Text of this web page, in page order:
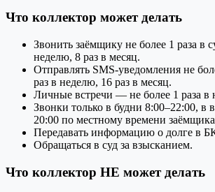
Что коллектор может делать
Звонить заёмщику не более 1 раза в
неделю, 8 раз в месяц.
Отправлять SMS-уведомления не
раз в неделю, 16 раз в месяц.
Личные встречи — не более 1 раза в
Звонки только в будни 8:00–22:00, в
20:00 по местному времени
Передавать информацию о долге в
Обращаться в суд за взысканием.
Что коллектор НЕ может делать